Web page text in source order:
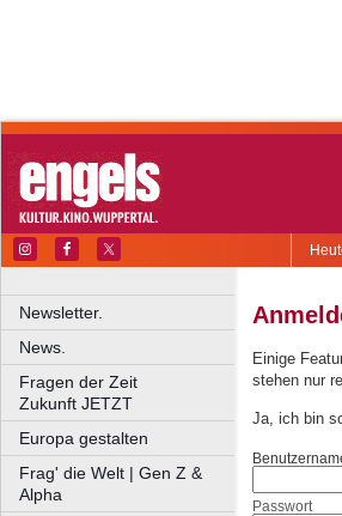
Newsletter.
News.
Fragen der Zeit
Zukunft JETZT
Europa gestalten
Frag' die Welt | Gen Z &
Alpha
Einige
stehen nur
Ja, ich bin
Passwort